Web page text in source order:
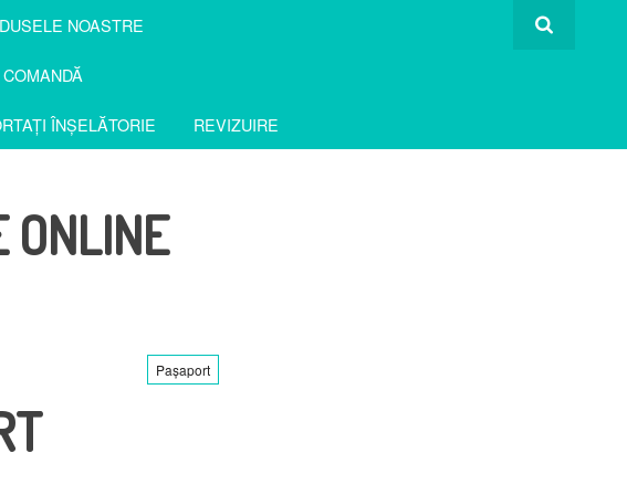
NOASTRE
ÎNȘELĂTORIE REVIZUIRE
ONLINE
Pașaport